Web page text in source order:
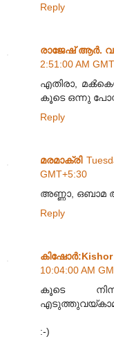
Reply
രാജേഷ് ആർ.
2:51:00 AM
എതിരാ,
കൂടെ ഒന്നു
Reply
മരമാക്രി
GMT+5:30
അണ്ണാ, ഒബാമ
Reply
കിഷോർ‍:Kishor
10:04:00 AM
കൂടെ
:-)